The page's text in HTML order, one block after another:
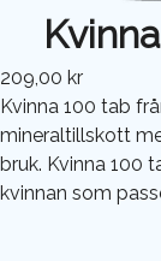
209,00 kr
Kvinna 100 tab
mineraltillskott
bruk. Kvinna 100
kvinnan som